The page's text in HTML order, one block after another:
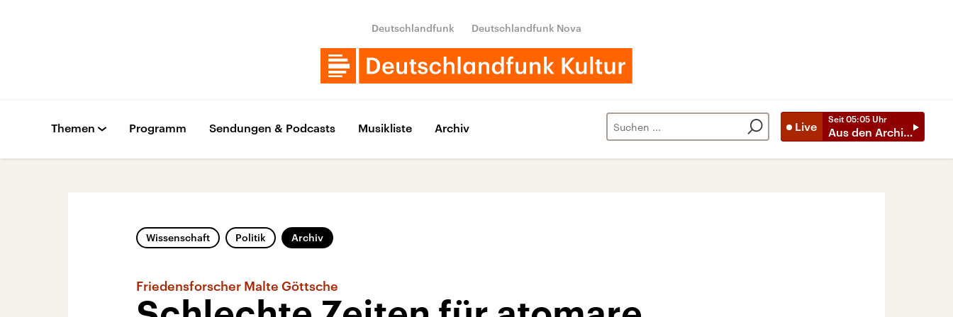
Deutschlandfunk Deutschlandfunk Nova
Live
Seit 05:05 Uhr
Aus den Archiven
Themen Programm Sendungen & Podcasts Musikliste Archiv
Wissenschaft Politik Archiv
Friedensforscher Malte Göttsche